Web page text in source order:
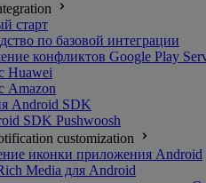
старт
по базовой интеграции
конфликтов Google Play
Huawei
Amazon
Android SDK
SDK Pushwoosh
customization
иконки приложения Android
Media для Android